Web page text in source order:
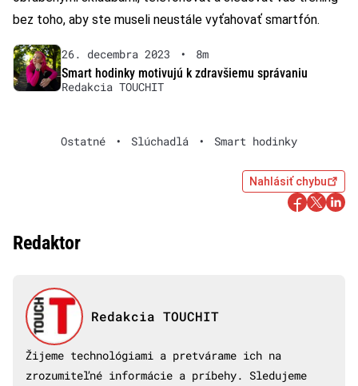
bez toho, aby ste museli neustále vyťahovať smartfón.
26. decembra 2023 •
8m
Smart hodinky motivujú k zdravšiemu správaniu
Redakcia TOUCHIT
Ostatné • Slúchadlá • Smart hodinky
Nahlásiť chybu
Redaktor
Redakcia TOUCHIT
Žijeme technológiami a pretvárame ich na
zrozumiteľné informácie a príbehy. Sledujeme